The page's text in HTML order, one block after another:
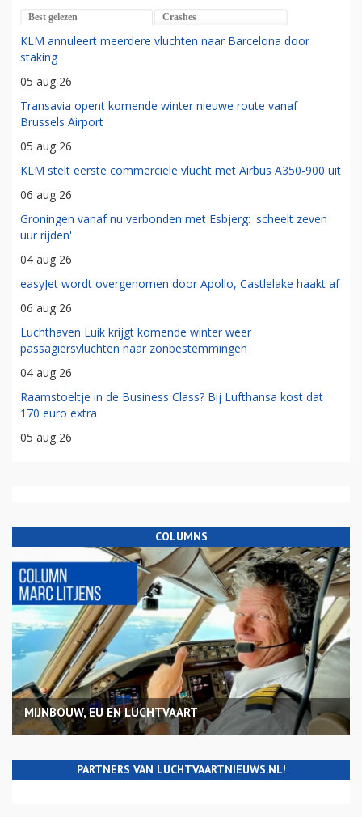
Best gelezen Crashes
KLM annuleert meerdere vluchten naar Barcelona door
staking
05 aug 26
Transavia opent komende winter nieuwe route vanaf
Brussels Airport
05 aug 26
KLM stelt eerste commerciële vlucht met Airbus A350-900 uit
06 aug 26
Groningen vanaf nu verbonden met Esbjerg: 'scheelt zeven
uur rijden'
04 aug 26
easyJet wordt overgenomen door Apollo, Castlelake haakt af
06 aug 26
Luchthaven Luik krijgt komende winter weer
passagiersvluchten naar zonbestemmingen
04 aug 26
Raamstoeltje in de Business Class? Bij Lufthansa kost dat
170 euro extra
05 aug 26
COLUMNS
MIJNBOUW, EU EN LUCHTVAART
PARTNERS VAN LUCHTVAARTNIEUWS.NL!